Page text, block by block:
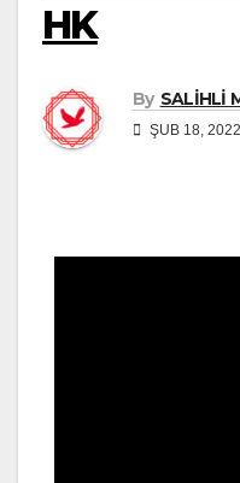
HK
By SALİHLİ
ŞUB 18, 2022